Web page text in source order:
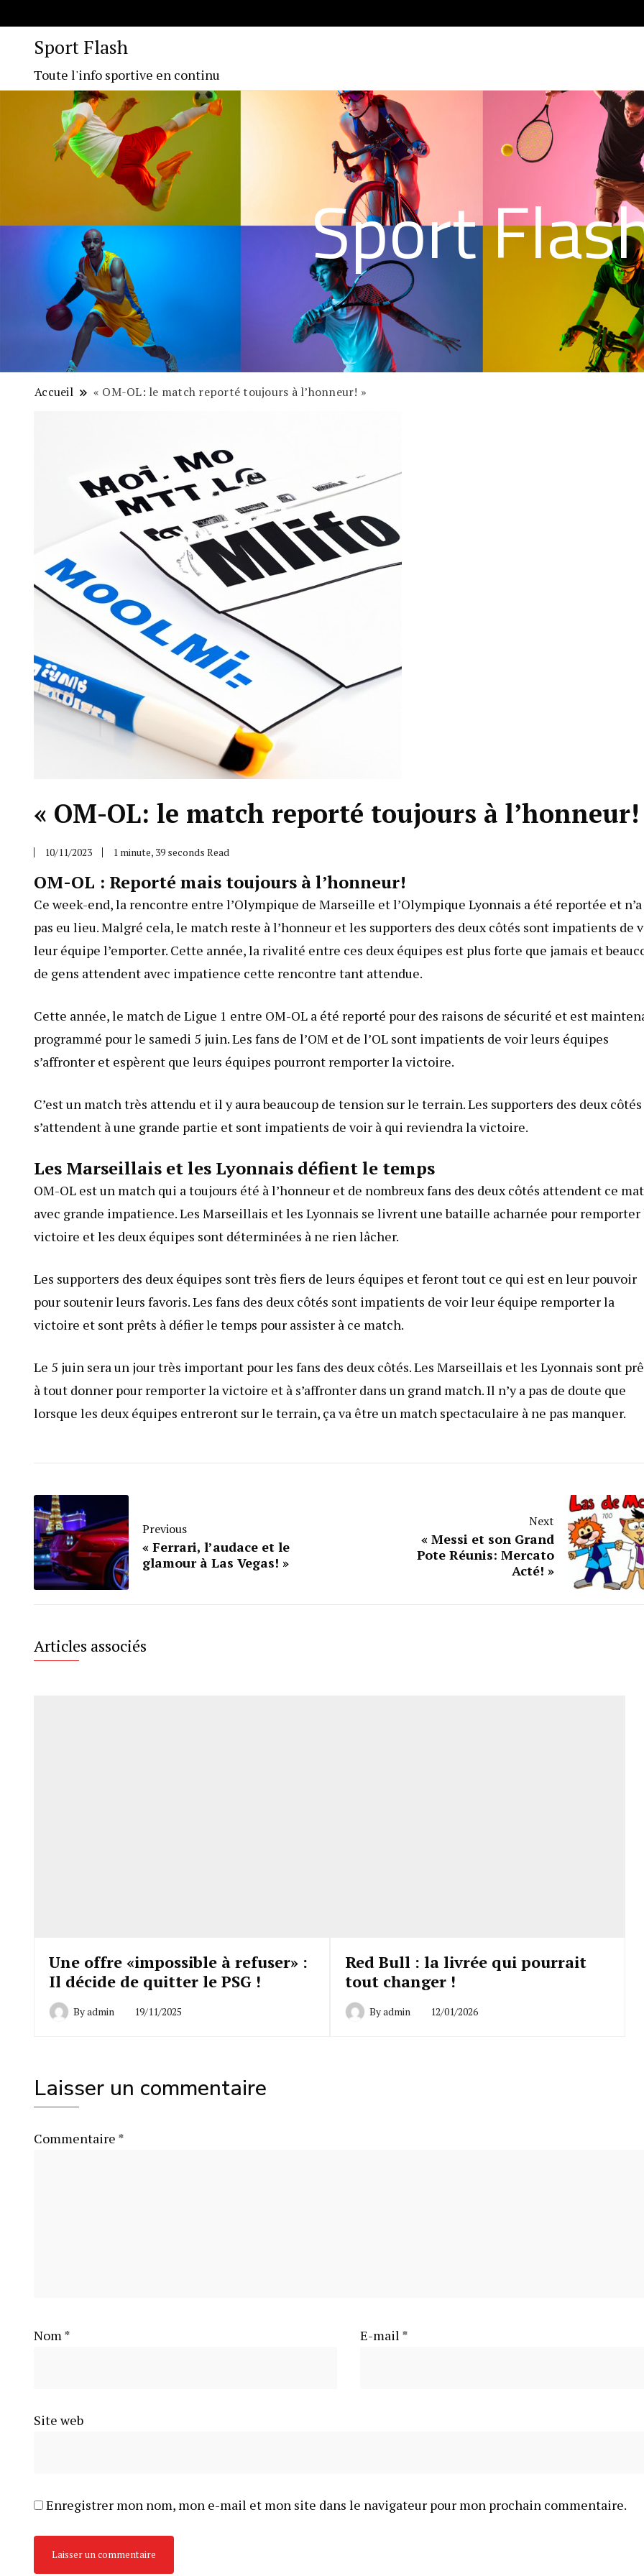
Sport Flash
Toute l'info sportive en continu
Sport
Accueil « OM-OL: le match reporté toujours à l’honneur! »
« OM-OL: le match reporté toujours à l’honneur!
10/11/2023 1 minute, 39 seconds Read
OM-OL : Reporté mais toujours à l’honneur!
Ce week-end, la rencontre entre l’Olympique de Marseille et l’Olympique Lyonnais a été reportée et n’a
pas eu lieu. Malgré cela, le match reste à l’honneur et les supporters des deux côtés sont impatients de
leur équipe l’emporter. Cette année, la rivalité entre ces deux équipes est plus forte que jamais et
de gens attendent avec impatience cette rencontre tant attendue.
Cette année, le match de Ligue 1 entre OM-OL a été reporté pour des raisons de sécurité et est
programmé pour le samedi 5 juin. Les fans de l’OM et de l’OL sont impatients de voir leurs équipes
s’affronter et espèrent que leurs équipes pourront remporter la victoire.
C’est un match très attendu et il y aura beaucoup de tension sur le terrain. Les supporters des deux côtés
s’attendent à une grande partie et sont impatients de voir à qui reviendra la victoire.
Les Marseillais et les Lyonnais défient le temps
OM-OL est un match qui a toujours été à l’honneur et de nombreux fans des deux côtés attendent ce
avec grande impatience. Les Marseillais et les Lyonnais se livrent une bataille acharnée pour remporter
victoire et les deux équipes sont déterminées à ne rien lâcher.
Les supporters des deux équipes sont très fiers de leurs équipes et feront tout ce qui est en leur pouvoir
pour soutenir leurs favoris. Les fans des deux côtés sont impatients de voir leur équipe remporter la
victoire et sont prêts à défier le temps pour assister à ce match.
Le 5 juin sera un jour très important pour les fans des deux côtés. Les Marseillais et les Lyonnais sont
à tout donner pour remporter la victoire et à s’affronter dans un grand match. Il n’y a pas de doute que
lorsque les deux équipes entreront sur le terrain, ça va être un match spectaculaire à ne pas manquer.
Previous
« Ferrari, l’audace et le
glamour à Las Vegas! »
Next
« Messi et son Grand
Pote Réunis: Mercato
Acté! »
Articles associés
Une offre «impossible à refuser» :
Il décide de quitter le PSG !
Byadmin 19/11/2025
Red Bull : la livrée qui pourrait
tout changer !
Byadmin 12/01/2026
Laisser un commentaire
Commentaire *
Nom* E-mail *
Site web
Enregistrer mon nom, mon e-mail et mon site dans le navigateur pour mon prochain commentaire.